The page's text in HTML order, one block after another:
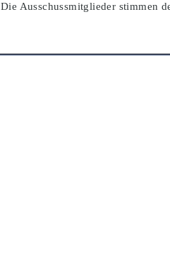
Die Ausschussmitglieder stimmen